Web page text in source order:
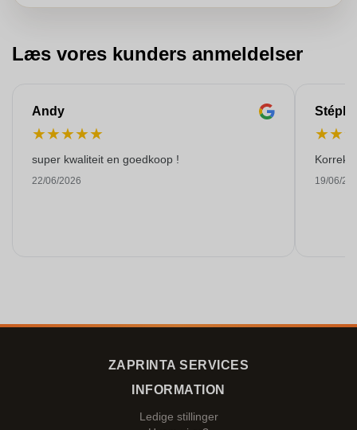
Læs vores kunders anmeldelser
Andy
★★★★★
super kwaliteit en goedkoop !
22/06/2026
★★
Korrekt
19/06/
ZAPRINTA SERVICES
INFORMATION
Ledige stillinger